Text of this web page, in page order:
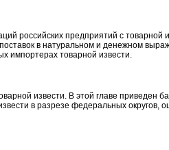
российских предприятий с товарной
в натуральном и денежном
импортерах товарной извести.
извести. В этой главе приведен
в разрезе федеральных округов,